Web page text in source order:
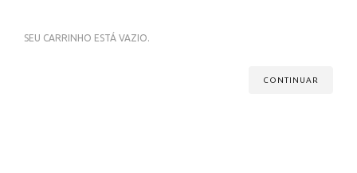
SEU CARRINHO ESTÁ VAZIO.
CONTINUAR